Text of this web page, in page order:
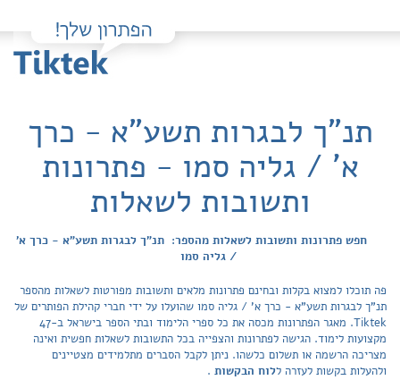
תנ"ך לבגרות תשע"א - כרך
א' / גליה סמו - פתרונות
ותשובות לשאלות
חפש פתרונות ותשובות לשאלות מהספר: תנ"ך לבגרות תשע"א - כרך א'
/ גליה סמו
פה תוכלו למצוא בקלות ובחינם פתרונות מלאים ותשובות מפורטות לשאלות מהספר
תנ"ך לבגרות תשע"א - כרך א' / גליה סמו שהועלו על ידי חברי קהילת הפותרים של
Tiktek. מאגר הפתרונות מכסה את כל ספרי הלימוד ובתי הספר בישראל ב-47
מקצועות לימוד. הגישה לפתרונות והצפייה בכל התשובות לשאלות חפשית ואינה
מצריכה הרשמה או תשלום כלשהו. ניתן לקבל הסברים מתלמידים מצטיינים
ולהעלות בקשות לעזרה ללוח הבקשות .